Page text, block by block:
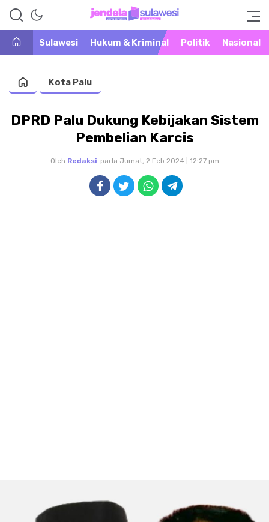
Jendela Sulawesi
Warta Peristiwa di Khatulistiwa
Sulawesi
Hukum & Kriminal Politik Nasional
Kota Palu
DPRD Palu Dukung Kebijakan Sistem
Pembelian Karcis
Oleh Redaksi pada Jumat, 2 Feb 2024 | 12:27 pm